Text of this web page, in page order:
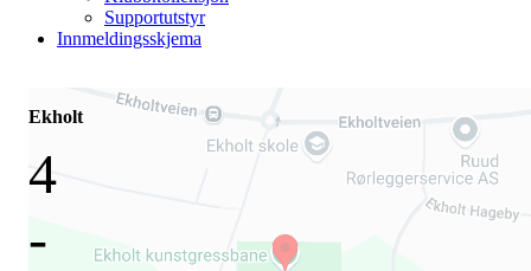
Supportutstyr
Innmeldingsskjema
Ekholt
4
-